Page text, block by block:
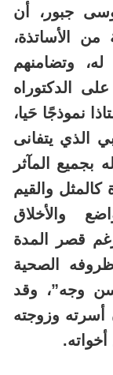
جبور، أن
الأساتذة،
وتضامنهم
الدكتوراه
نموذجًا حَيا،
الذي يتفانى
بجميع المآثر
كالمثل والقيم
والأخلاق
قصر المدة
الصحية
وجه”، وقد
أسرته وزوجته